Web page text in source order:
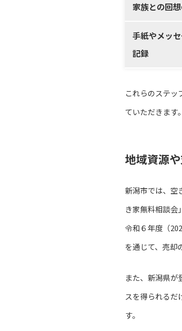
家族との回
手紙やメッ
記録
これらのステッ
ていただきます
地域資源
新潟市では、空
き家無料相談会
令和６年度（
を通じて、売却
また、新潟県
スを得られるだ
す。